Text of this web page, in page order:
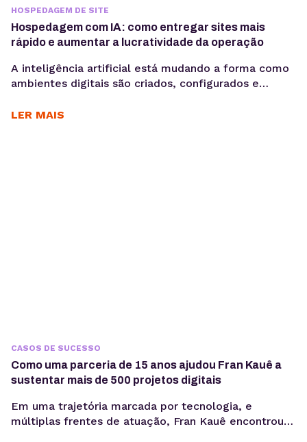
HOSPEDAGEM DE SITE
Hospedagem com IA: como entregar sites mais
rápido e aumentar a lucratividade da operação
A inteligência artificial está mudando a forma como
ambientes digitais são criados, configurados e
automatiza processos e gera mais produtividade
LER MAIS
CASOS DE SUCESSO
Como uma parceria de 15 anos ajudou Fran Kauê a
sustentar mais de 500 projetos digitais
Em uma trajetória marcada por tecnologia, e
múltiplas frentes de atuação, Fran Kauê encontrou